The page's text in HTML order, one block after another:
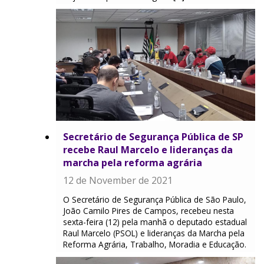
Secretário de Segurança Pública de SP
recebe Raul Marcelo e lideranças da
marcha pela reforma agrária
12 de November de 2021
O Secretário de Segurança Pública de São Paulo,
João Camilo Pires de Campos, recebeu nesta
sexta-feira (12) pela manhã o deputado estadual
Raul Marcelo (PSOL) e lideranças da Marcha pela
Reforma Agrária, Trabalho, Moradia e Educação.